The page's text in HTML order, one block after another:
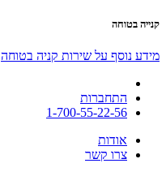
קנייה בטוחה
מידע נוסף על שירות קניה בטוחה
התחברות
1-700-55-22-56
אודות
צרו קשר